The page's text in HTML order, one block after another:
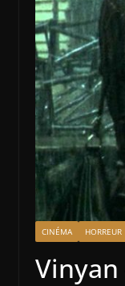
CINÉMA HORREUR
Vinyan